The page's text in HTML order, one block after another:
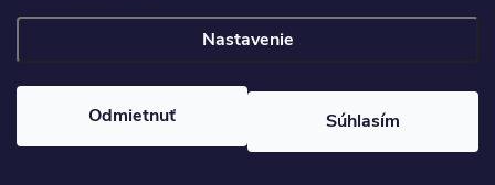
Nastavenie
Odmietnuť Súhlasím
nastavenie cookies